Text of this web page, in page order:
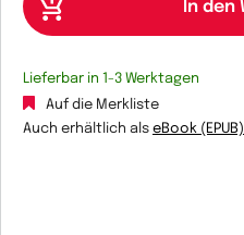
Lieferbar in 1-3 Werktagen
Auf die Merkliste
Auch erhältlich als eBook (EPUB)